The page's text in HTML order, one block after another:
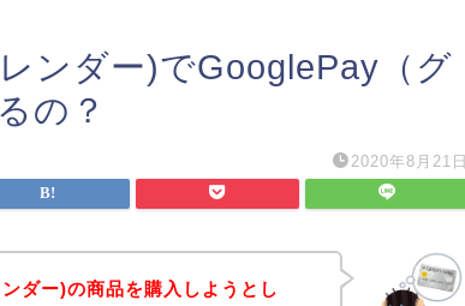
ンダー)でGooglePay（グ
の？
2020年8月21日
ダー)の商品を購入しようとし